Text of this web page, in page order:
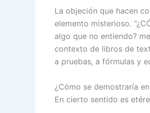
La objeción que hacen
elemento misterioso.
algo que no entiendo?
contexto de libros de
a pruebas, a fórmulas y
¿Cómo se demostraría
En cierto sentido es